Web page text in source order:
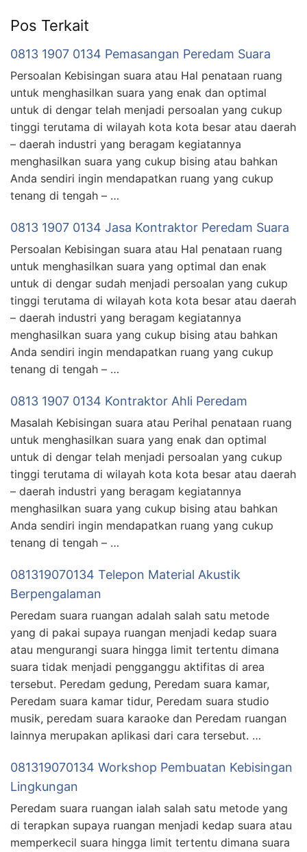
Pos Terkait
0813 1907 0134 Pemasangan Peredam Suara
Persoalan Kebisingan suara atau Hal penataan ruang
untuk menghasilkan suara yang enak dan optimal
untuk di dengar telah menjadi persoalan yang cukup
tinggi terutama di wilayah kota kota besar atau daerah
– daerah industri yang beragam kegiatannya
menghasilkan suara yang cukup bising atau bahkan
Anda sendiri ingin mendapatkan ruang yang cukup
tenang di tengah – …
0813 1907 0134 Jasa Kontraktor Peredam Suara
Persoalan Kebisingan suara atau Hal penataan ruang
untuk menghasilkan suara yang optimal dan enak
untuk di dengar sudah menjadi persoalan yang cukup
tinggi terutama di wilayah kota kota besar atau daerah
– daerah industri yang beragam kegiatannya
menghasilkan suara yang cukup bising atau bahkan
Anda sendiri ingin mendapatkan ruang yang cukup
tenang di tengah – …
0813 1907 0134 Kontraktor Ahli Peredam
Masalah Kebisingan suara atau Perihal penataan ruang
untuk menghasilkan suara yang enak dan optimal
untuk di dengar telah menjadi persoalan yang cukup
tinggi terutama di wilayah kota kota besar atau daerah
– daerah industri yang beragam kegiatannya
menghasilkan suara yang cukup bising atau bahkan
Anda sendiri ingin mendapatkan ruang yang cukup
tenang di tengah – …
081319070134 Telepon Material Akustik
Berpengalaman
Peredam suara ruangan adalah salah satu metode
yang di pakai supaya ruangan menjadi kedap suara
atau mengurangi suara hingga limit tertentu dimana
suara tidak menjadi pengganggu aktifitas di area
tersebut. Peredam gedung, Peredam suara kamar,
Peredam suara kamar tidur, Peredam suara studio
musik, peredam suara karaoke dan Peredam ruangan
lainnya merupakan aplikasi dari cara tersebut. …
081319070134 Workshop Pembuatan Kebisingan
Lingkungan
Peredam suara ruangan ialah salah satu metode yang
di terapkan supaya ruangan menjadi kedap suara atau
memperkecil suara hingga limit tertentu dimana suara